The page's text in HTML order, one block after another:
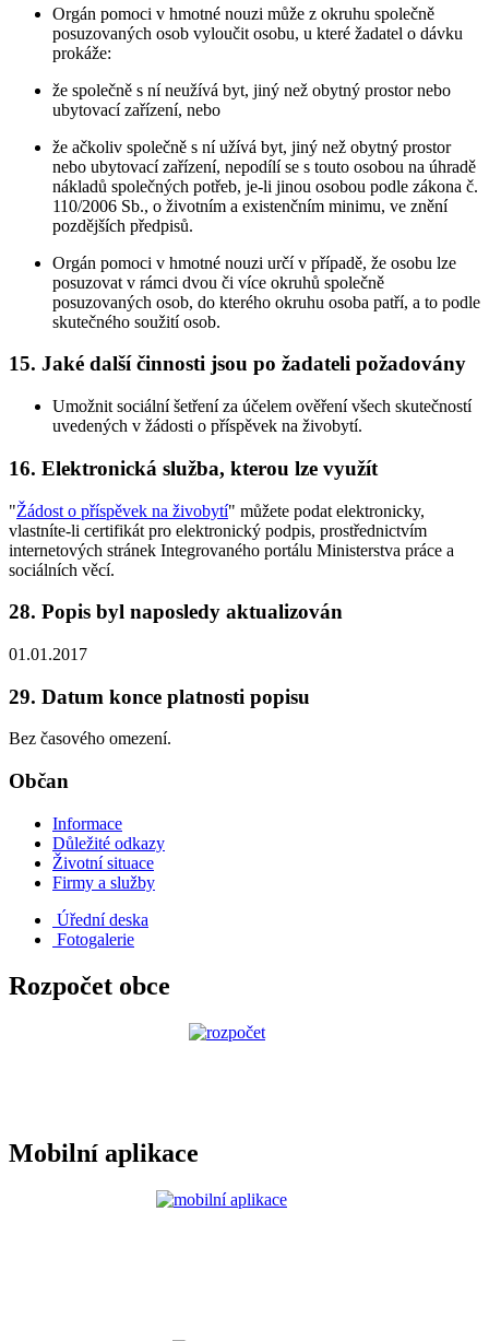
Orgán pomoci v hmotné nouzi může z okruhu společně
posuzovaných osob vyloučit osobu, u které žadatel o dávku
prokáže:
že společně s ní neužívá byt, jiný než obytný prostor nebo
ubytovací zařízení, nebo
že ačkoliv společně s ní užívá byt, jiný než obytný prostor
nebo ubytovací zařízení, nepodílí se s touto osobou na úhradě
nákladů společných potřeb, je-li jinou osobou podle zákona č.
110/2006 Sb., o životním a existenčním minimu, ve znění
pozdějších předpisů.
Orgán pomoci v hmotné nouzi určí v případě, že osobu lze
posuzovat v rámci dvou či více okruhů společně
posuzovaných osob, do kterého okruhu osoba patří, a to podle
skutečného soužití osob.
15. Jaké další činnosti jsou po žadateli požadovány
Umožnit sociální šetření za účelem ověření všech skutečností
uvedených v žádosti o příspěvek na živobytí.
16. Elektronická služba, kterou lze využít
"Žádost o příspěvek na živobytí" můžete podat elektronicky,
vlastníte-li certifikát pro elektronický podpis, prostřednictvím
internetových stránek Integrovaného portálu Ministerstva práce a
sociálních věcí.
28. Popis byl naposledy aktualizován
01.01.2017
29. Datum konce platnosti popisu
Bez časového omezení.
Občan
Informace
Důležité odkazy
Životní situace
Firmy a služby
Úřední deska
Fotogalerie
Rozpočet obce
Mobilní aplikace